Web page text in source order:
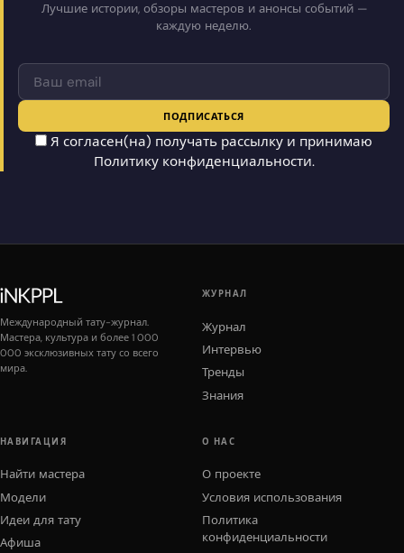
Лучшие истории, обзоры мастеров и анонсы событий —
каждую неделю.
ПОДПИСАТЬСЯ
Я согласен(на) получать рассылку и принимаю
Политику конфиденциальности.
Международный тату-журнал.
Мастера, культура и более 1 000
000 эксклюзивных тату со всего
мира.
ЖУРНАЛ
Журнал
Интервью
Тренды
Знания
НАВИГАЦИЯ
Найти мастера
Модели
Идеи для тату
Афиша
О НАС
О проекте
Условия использования
Политика
конфиденциальности